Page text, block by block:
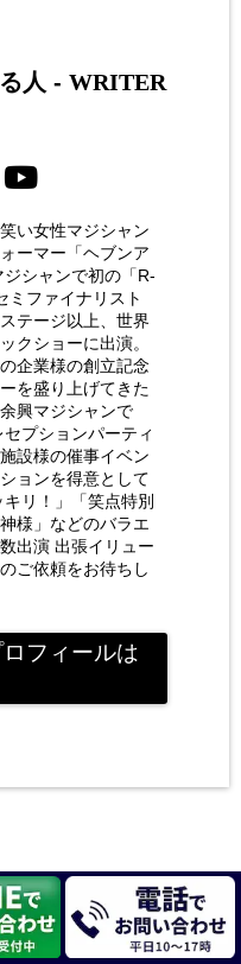
人 - WRITER
い女性マジシャン
ーマー「ヘブンア
シャンで初の「R-
ミファイナリスト
テージ以上、世界
クショーに出演。
企業様の創立記念
を盛り上げてきた
興マジシャンで
プションパーティ
設様の催事イベン
ョンを得意として
リ！」「笑点特別
様」などのバラエ
出演 出張イリュー
ご依頼をお待ちし
フィールは